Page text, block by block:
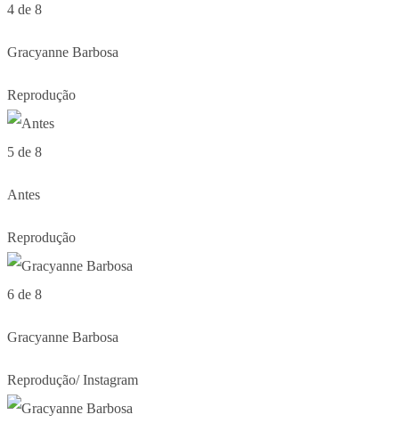
4 de 8
Gracyanne Barbosa
Reprodução
5 de 8
Antes
Reprodução
6 de 8
Gracyanne Barbosa
Reprodução/ Instagram